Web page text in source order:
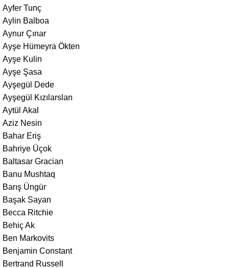
Ayfer Tunç
Aylin Balboa
Aynur Çınar
Ayşe Hümeyra Ökten
Ayşe Kulin
Ayşe Şasa
Ayşegül Dede
Ayşegül Kızılarslan
Aytül Akal
Aziz Nesin
Bahar Eriş
Bahriye Üçok
Baltasar Gracian
Banu Mushtaq
Barış Üngür
Başak Sayan
Becca Ritchie
Behiç Ak
Ben Markovits
Benjamin Constant
Bertrand Russell